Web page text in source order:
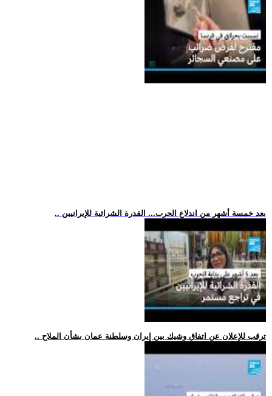
.. بعد خمسة أشهر من اندلاع الحرب... القدرة الشرائية للإيرانيين
.. ترقب للإعلان عن اتفاق وشيك بين إيران وسلطنة عمان بشأن الملاح